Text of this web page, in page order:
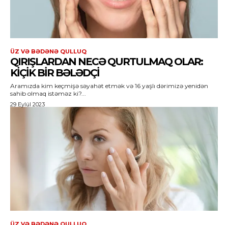
ÜZ VƏ BƏDƏNƏ QULLUQ
QIRIŞLARDAN NECƏ QURTULMAQ OLAR:
KIÇIK BIR BƏLƏDÇI
Aramızda kim keçmişə səyahət etmək və 16 yaşlı dərimizə yenidən
sahib olmaq istəməz ki?...
29 Eylül 2023